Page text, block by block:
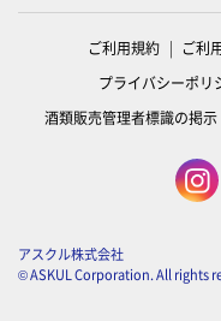
ご利用規約 ご利
プライバシーポリ
酒類販売管理者標識の掲示
アスクル株式会社
© ASKUL Corporation. All rights